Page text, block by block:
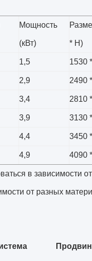
Мощность
(кВт) * H)
1,5 1530
2,9 2490
3,4 2810
3,9 3130
4,4 3450
4,9 4090
в зависимости
от разных